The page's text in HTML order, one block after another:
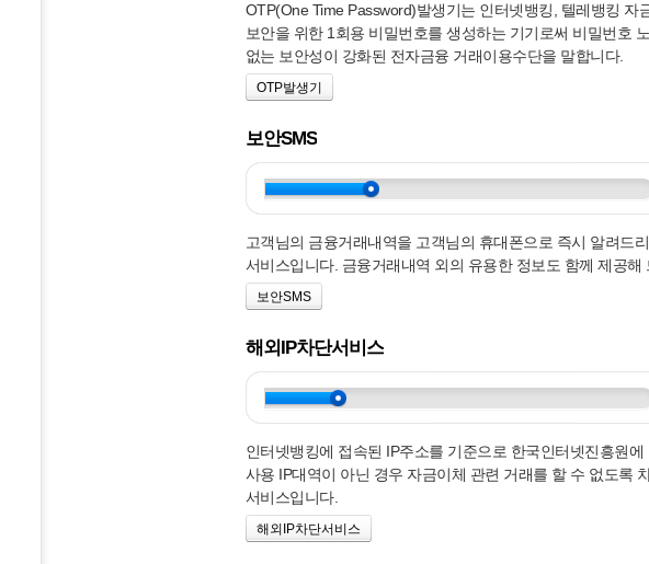
OTP(One Time Password)발생기는 인터넷뱅킹, 텔레뱅킹 자
보안을 위한 1회용 비밀번호를 생성하는 기기로써 비밀번호
없는 보안성이 강화된 전자금융 거래이용수단을 말합니다.
OTP발생기
보안SMS
고객님의 금융거래내역을 고객님의 휴대폰으로 즉시 알려드
서비스입니다. 금융거래내역 외의 유용한 정보도 함께 제공해
보안SMS
해외IP차단서비스
인터넷뱅킹에 접속된 IP주소를 기준으로 한국인터넷진흥원에
사용 IP대역이 아닌 경우 자금이체 관련 거래를 할 수 없도록
서비스입니다.
해외IP차단서비스